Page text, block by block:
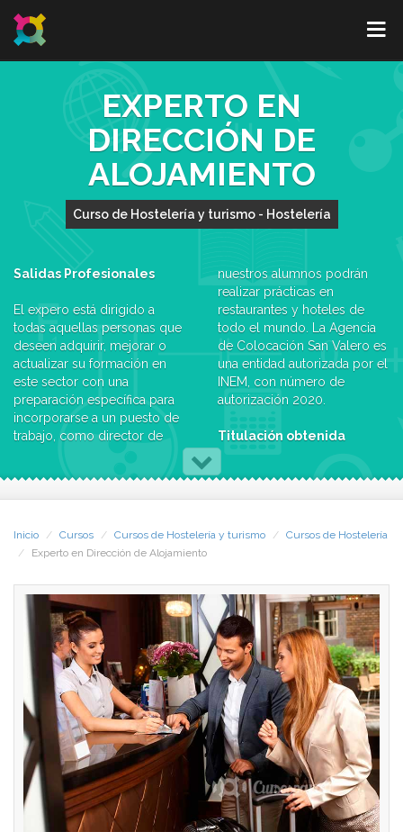
EXPERTO EN
DIRECCIÓN DE
ALOJAMIENTO
Curso de Hostelería y turismo - Hostelería
Salidas Profesionales
El expero está dirigido a
todas aquellas personas que
deseen adquirir, mejorar o
actualizar su formación en
este sector con una
preparación específica para
incorporarse a un puesto de
trabajo, como director de
alojamiento o jefe de
recepción.
La Escuela Superior de
importancia absoluta a la
realización de prácticas
profesionales, factor decisivo
a la hora de la incorporación
al mundo laboral. Por ello,
nuestros alumnos podrán
realizar prácticas en
restaurantes y hoteles de
todo el mundo. La Agencia
de Colocación San Valero es
una entidad autorizada por el
INEM, con número de
autorización 2020.
Titulación obtenida
Una vez superado el
DIRECCIÓN DE
que se indican los
contenidos y créditos de
estudio.
Inicio Cursos Cursos de Hostelería y turismo
Cursos de Hostelería
Experto en Dirección de Alojamiento